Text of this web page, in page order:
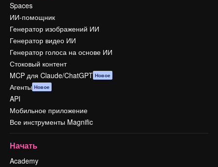
Spaces
ИИ-помощник
Генератор изображений ИИ
Генератор видео ИИ
Генератор голоса на основе ИИ
Стоковый контент
MCP для Claude/ChatGPT Новое
Агенты Новое
API
Мобильное приложение
Все инструменты Magnific
Начать
Academy